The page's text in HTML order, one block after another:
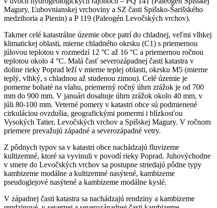
Magury, Ľubovnianskej vrchoviny a SZ časti Spišsko-Šarišského
medzihoria a Pienin) a P 119 (Paleogén Levočských vrchov).
Takmer celé katastrálne územie obce patrí do chladnej, veľmi vlhkej
klimatickej oblasti, mierne chladného okrsku (C1) s priemernou
júlovou teplotou v rozmedzí 12 °C až 16 °C a priemernou ročnou
teplotou okolo 4 °C. Malá časť severozápadnej časti katastra v
doline rieky Poprad leží v mierne teplej oblasti, okrsku M5 (mierne
teplý, vlhký, s chladnou až studenou zimou). Celé územie je
pomerne bohaté na vlahu, priemerný ročný úhrn zrážok je od 700
mm do 900 mm. V januári dosahuje úhrn zrážok okolo 40 mm, v
júli 80-100 mm. Veterné pomery v katastri obce sú podmienené
cirkuláciou ovzdušia, geografickými pomermi i blízkosťou
Vysokých Tatier, Levočských vrchov a Spišskej Magury. V ročnom
priemere prevažujú západné a severozápadné vetry.
Z pôdnych typov sa v katastri obce nachádzajú fluvizeme
kultizemné, ktoré sa vyvinuli v povodí rieky Poprad. Juhovýchodne
v smere do Levočských vrchov sa postupne striedajú pôdne typy
kambizeme modálne a kultizemné nasýtené, kambizeme
pseudoglejové nasýtené a kambizeme modálne kyslé.
V západnej časti katastra sa nachádzajú rendziny a kambizeme